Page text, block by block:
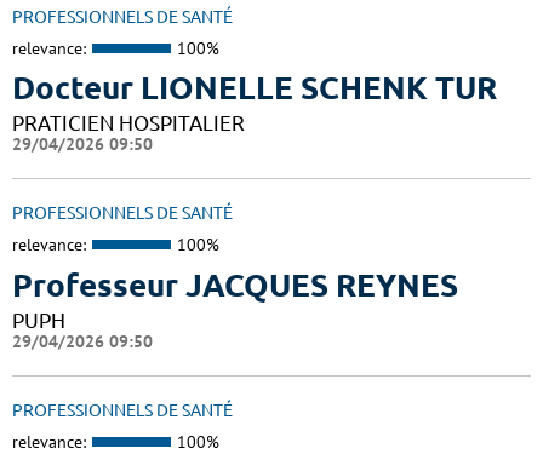
PROFESSIONNELS DE SANTÉ
relevance: 100%
Docteur LIONELLE SCHENK TUR
PRATICIEN HOSPITALIER
29/04/2026 09:50
PROFESSIONNELS DE SANTÉ
relevance: 100%
Professeur JACQUES REYNES
PUPH
29/04/2026 09:50
PROFESSIONNELS DE SANTÉ
relevance: 100%